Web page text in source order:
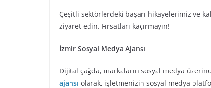
Çeşitli sektörlerdeki başarı hikayelerimiz ve
ziyaret edin. Fırsatları kaçırmayın!
İzmir Sosyal Medya Ajansı
Dijital çağda, markaların sosyal medya
ajansı olarak, işletmenizin sosyal medya